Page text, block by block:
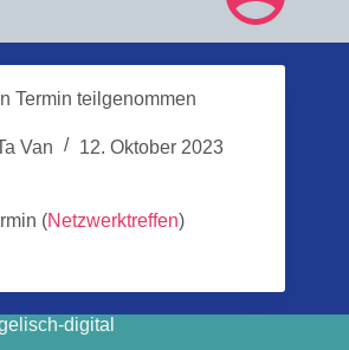
Termin teilgenommen
Van 12. Oktober 2023
(Netzwerktreffen)
digital